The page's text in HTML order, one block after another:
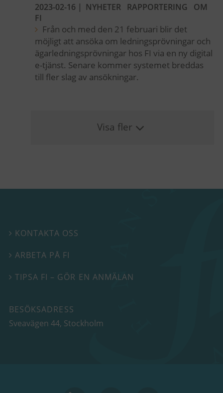
2023-02-16 | NYHETER RAPPORTERING
OM
FI
Från och med den 21 februari blir det
möjligt att ansöka om ledningsprövningar och
ägarledningsprövningar hos FI via en ny digital
e-tjänst. Senare kommer systemet breddas
till fler slag av ansökningar.
Visa fler
 KONTAKTA OSS
 ARBETA PÅ FI
TIPSA FI – GÖR EN ANMÄLAN
BESÖKSADRESS
Sveavägen 44, Stockholm